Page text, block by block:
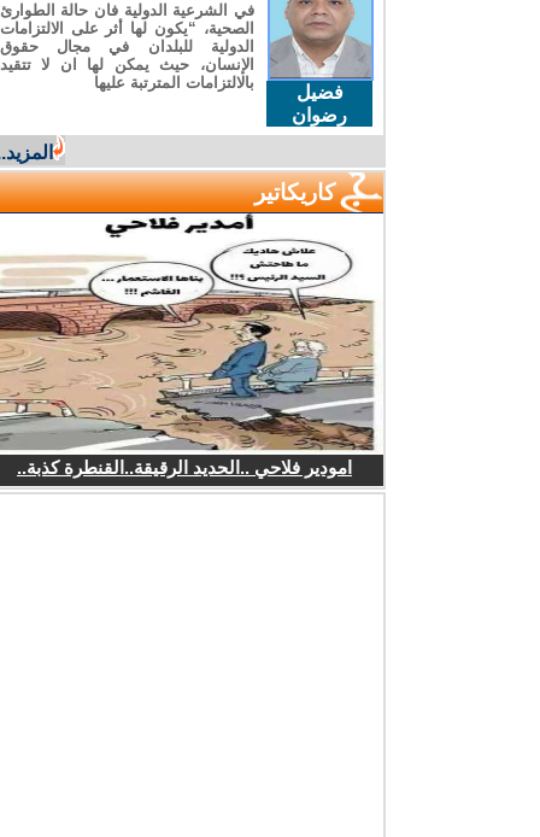
فضيل
رضوان
في الشرعية الدولية فان حالة الطوارئ
الصحية، “يكون لها أثر على الالتزامات
الدولية للبلدان في مجال حقوق
الإنسان، حيث يمكن لها ان لا تتقيد
بالالتزامات المترتبة عليها
المزيد...
كاريكاتير
امودير فلاحي ..الحديد الرقيقة..القنطرة كذبة..